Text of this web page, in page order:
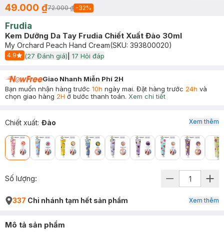
49.000 ₫72.000 ₫ -32%
Frudia
Kem Dưỡng Da Tay Frudia Chiết Xuất Đào 30ml
My Orchard Peach Hand Cream(SKU: 393800020)
4.9
Start Icon
(27 Đánh giá) 17 Hỏi đáp
Giao Nhanh Miễn Phí 2H
Bạn muốn nhận hàng trước 10h ngày mai. Đặt hàng trước 24h và
chọn giao hàng 2H ở bước thanh toán. Xem chi tiết
Chiết xuất: Đào Xem thêm
Số lượng:
337 Chi nhánh tạm hết sản phẩm Xem thêm
Mô tả sản phẩm